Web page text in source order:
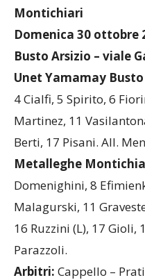
Montichiari
Domenica 30 ottobre
Busto Arsizio – viale
Unet Yamamay
4 Cialfi, 5 Spirito, 6
Martinez, 11
Berti, 17 Pisani. All.
Metalleghe
Domenighini, 8
Malagurski, 11
16 Ruzzini (L), 17
Parazzoli.
Arbitri: Cappello – Prati